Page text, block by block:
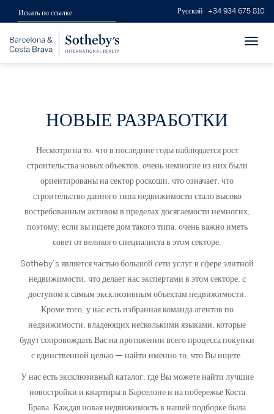
Русский +34 934 675 810
НОВЫЕ РАЗРАБОТКИ
Несмотря на то, что в последние годы наблюдается рост
строительства новых объектов, очень немногие из них были
ориентированы на сектор роскоши, что означает, что
строительство данного типа недвижимости стало высоко
востребованным активом в пределах досягаемости немногих,
поэтому, если вы ищете дом такого типа, очень важно иметь
совет от великого специалиста в этом секторе.
Sotheby’s является частью большой сети услуг в сфере элитной
недвижимости, что делает нас экспертами в этом секторе, с
доступом к самым эксклюзивным объектам недвижимости.
Кроме того, у нас есть избранная команда агентов по
недвижимости, владеющих несколькими языками, которые
будут сопровождать Вас на протяжении всего процесса покупки
с единственной целью — найти именно то, что Вы ищете.
У нас есть эксклюзивный каталог, где Вы можете найти лучшие
новостройки и квартиры в Барселоне и на побережье Коста
Брава. Каждая новая недвижимость в нашей подборке была